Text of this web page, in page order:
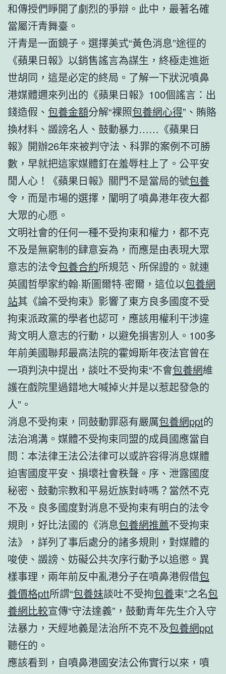
和傳授們睜開了劇烈的爭辯。此中，最著名確
當屬汗青舞臺。
汗青是一面鏡子。選擇美式“黃色消息”途徑的
《蘋果日報》以銷售謠言為謀生，終極走進逝
世胡同，這是必定的終局。了解一下狀況噴鼻
港媒體邇來列出的《蘋果日報》100個謠言：出
錢造假、 包養金額分解“裸照包養網心得”、賄賂
換材料、譭謗名人、鼓動暴力……《蘋果日
報》開辦26年來被判守法、科罪的案例不可勝
數，早就把這家媒體釘在羞辱柱上了。公平安
閒人心！《蘋果日報》關門不是當局的號包養
令，而是市場的選擇，闡明了噴鼻港年夜大都
大眾的心愿。
文明社會的任何一種不受拘束和權力，都不克
不及是無窮制的肆意妄為，而應是由表現大眾
意志的法令包養合約所規范、所保證的。就連
英國哲學家約翰·斯圖爾特·密爾，這位以包養網
站其《論不受拘束》影響了東方良多國度不受
拘束派政黨的學者也認可，應該用權利干涉違
背文明人意志的行動，以避免損害別人。100多
年前美國聯邦最高法院的霍姆斯年夜法官曾在
一項判決中提出，談吐不受拘束“不會包養網維
護在戲院里過錯地大喊掉火并是以惹起發急的
人”。
消息不受拘束，同鼓動罪惡有嚴厲包養網ppt的
法治鴻溝。媒體不受拘束同盟的成員國應當自
問：本法律王法公法律可以或許容得消息媒體
迫害國度平安、損壞社會秩聲。序、泄露國度
秘密、鼓動宗教和平易近族對峙嗎？當然不克
不及。良多國度對消息不受拘束有明白的法令
規則，好比法國的《消息包養網推薦不受拘束
法》，詳列了事后處分的諸多規則，對媒體的
唆使、譭謗、妨礙公共次序行動予以追懲。異
樣事理，兩年前反中亂港分子在噴鼻港假借包
養價格ptt所謂“包養妹談吐不受拘包養束”之名包
養網比較宣傳“守法達義”，鼓動青年先生介入守
法暴力，天經地義是法治所不克不及包養網ppt
聽任的。
應該看到，自噴鼻港國安法公佈實行以來，噴